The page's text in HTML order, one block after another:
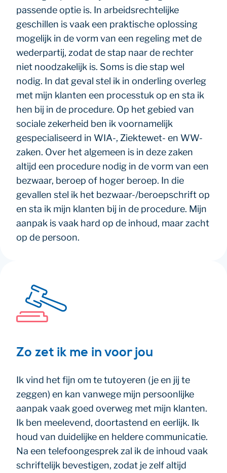
passende optie is. In arbeidsrechtelijke
geschillen is vaak een praktische oplossing
mogelijk in de vorm van een regeling met de
wederpartij, zodat de stap naar de rechter
niet noodzakelijk is. Soms is die stap wel
nodig. In dat geval stel ik in onderling overleg
met mijn klanten een processtuk op en sta ik
hen bij in de procedure. Op het gebied van
sociale zekerheid ben ik voornamelijk
gespecialiseerd in WIA-, Ziektewet- en WW-
zaken. Over het algemeen is in deze zaken
altijd een procedure nodig in de vorm van een
bezwaar, beroep of hoger beroep. In die
gevallen stel ik het bezwaar-/beroepschrift op
en sta ik mijn klanten bij in de procedure. Mijn
aanpak is vaak hard op de inhoud, maar zacht
op de persoon.
Zo zet ik me in voor jou
Ik vind het fijn om te tutoyeren (je en jij te
zeggen) en kan vanwege mijn persoonlijke
aanpak vaak goed overweg met mijn klanten.
Ik ben meelevend, doortastend en eerlijk. Ik
houd van duidelijke en heldere communicatie.
Na een telefoongesprek zal ik de inhoud vaak
schriftelijk bevestigen, zodat je zelf altijd